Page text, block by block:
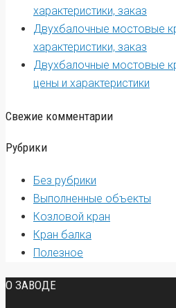
характеристики, заказ
Двухбалочные мостовые
характеристики, заказ
Двухбалочные мостовые
цены и характеристики
Свежие комментарии
Рубрики
Без рубрики
Выполненные объекты
Козловой кран
Кран балка
Полезное
О ЗАВОДЕ